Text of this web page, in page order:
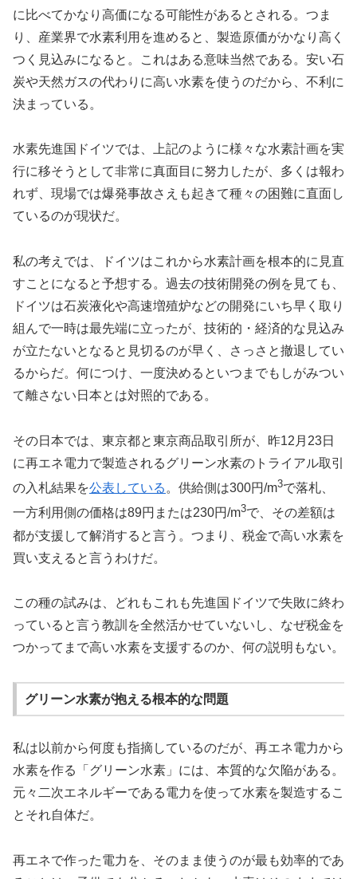
に比べてかなり高価になる可能性があるとされる。つま
り、産業界で水素利用を進めると、製造原価がかなり高く
つく見込みになると。これはある意味当然である。安い石
炭や天然ガスの代わりに高い水素を使うのだから、不利に
決まっている。
水素先進国ドイツでは、上記のように様々な水素計画を実
行に移そうとして非常に真面目に努力したが、多くは報わ
れず、現場では爆発事故さえも起きて種々の困難に直面し
ているのが現状だ。
私の考えでは、ドイツはこれから水素計画を根本的に見直
すことになると予想する。過去の技術開発の例を見ても、
ドイツは石炭液化や高速増殖炉などの開発にいち早く取り
組んで一時は最先端に立ったが、技術的・経済的な見込み
が立たないとなると見切るのが早く、さっさと撤退してい
るからだ。何につけ、一度決めるといつまでもしがみつい
て離さない日本とは対照的である。
その日本では、東京都と東京商品取引所が、昨12月23日
に再エネ電力で製造されるグリーン水素のトライアル取引
の入札結果を公表している 。供給側は300円/m3で落札、
一方利用側の価格は89円または230円/m3で、その差額は
都が支援して解消すると言う。つまり、税金で高い水素を
買い支えると言うわけだ。
この種の試みは、どれもこれも先進国ドイツで失敗に終わ
っていると言う教訓を全然活かせていないし、なぜ税金を
つかってまで高い水素を支援するのか、何の説明もない。
グリーン水素が抱える根本的な問題
私は以前から何度も指摘しているのだが、再エネ電力から
水素を作る「グリーン水素」には、本質的な欠陥がある。
元々二次エネルギーである電力を使って水素を製造するこ
とそれ自体だ。
再エネで作った電力を、そのまま使うのが最も効率的であ